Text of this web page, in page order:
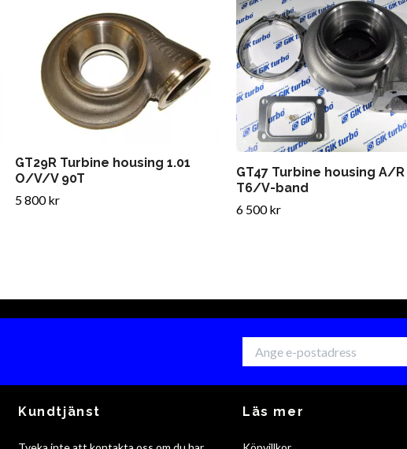
GT29R Turbine housing 1.01
O/V/V 90T
5 800 kr
GT47 Turbine housing A/R
T6/V-band
6 500 kr
Kundtjänst Läs mer